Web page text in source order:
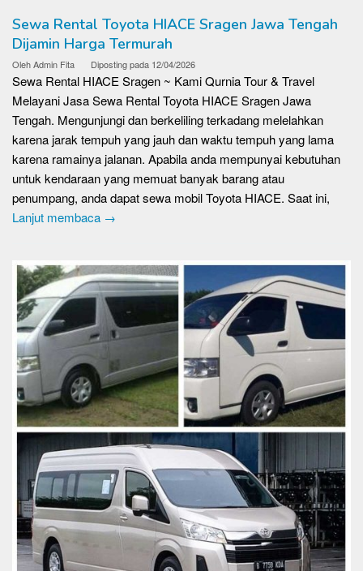
Sewa Rental Toyota HIACE Sragen Jawa Tengah
Dijamin Harga Termurah
OlehAdmin Fita Diposting pada 12/04/2026
Sewa Rental HIACE Sragen ~ Kami Qurnia Tour & Travel
Melayani Jasa Sewa Rental Toyota HIACE Sragen Jawa
Tengah. Mengunjungi dan berkeliling terkadang melelahkan
karena jarak tempuh yang jauh dan waktu tempuh yang lama
karena ramainya jalanan. Apabila anda mempunyai kebutuhan
untuk kendaraan yang memuat banyak barang atau
penumpang, anda dapat sewa mobil Toyota HIACE. Saat ini,
Lanjut membaca →